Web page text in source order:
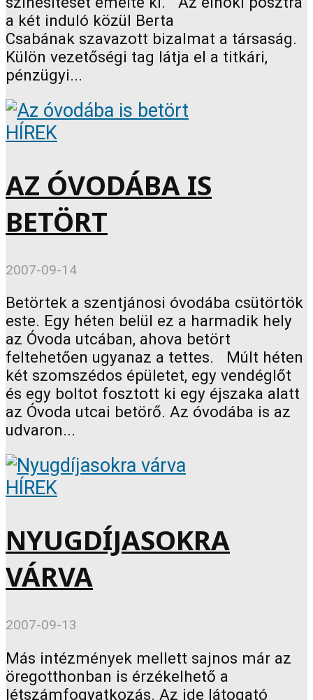
a két induló közül Berta
Csabának szavazott bizalmat a társaság.
Külön vezetőségi tag látja el a titkári,
pénzügyi...
HÍREK
AZ ÓVODÁBA IS
BETÖRT
2007-09-14
Betörtek a szentjánosi óvodába csütörtök
este. Egy héten belül ez a harmadik hely
az Óvoda utcában, ahova betört
feltehetően ugyanaz a tettes. Múlt héten
két szomszédos épületet, egy vendéglőt
és egy boltot fosztott ki egy éjszaka alatt
az Óvoda utcai betörő. Az óvodába is az
udvaron...
HÍREK
NYUGDÍJASOKRA
VÁRVA
2007-09-13
Más intézmények mellett sajnos már az
öregotthonban is érzékelhető a
létszámfogyatkozás. Az ide látogató